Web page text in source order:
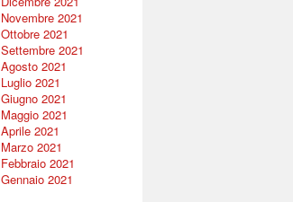
Novembre 2021
Ottobre 2021
Settembre 2021
Agosto 2021
Luglio 2021
Giugno 2021
Maggio 2021
Aprile 2021
Marzo 2021
Febbraio 2021
Gennaio 2021